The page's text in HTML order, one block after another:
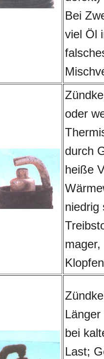
Bei
viel Öl
oder
durch
heiße
niedrig
Klopfen
bei
Last;